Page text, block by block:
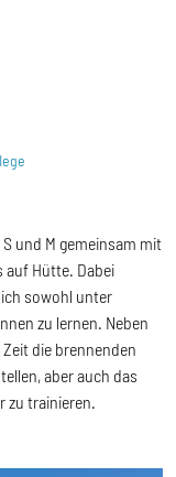
und M gemeinsam mit
auf Hütte. Dabei
sowohl unter
zu lernen. Neben
die brennenden
aber auch das
zu trainieren.